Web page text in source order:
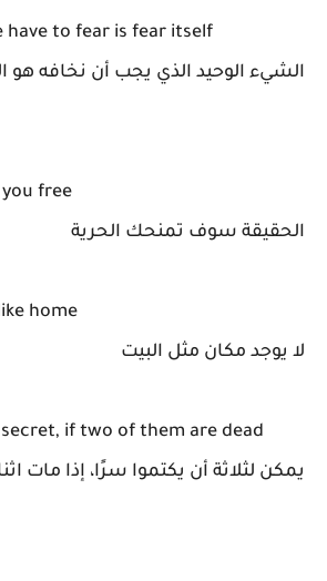
have to fear is fear itself
الشيء الوحيد الذي يجب أن نخافه
free
الحقيقة سوف تمنحك الحرية
home
لا يوجد مكان مثل البيت
secret, if two of them are dead
يمكن لثلاثة أن يكتموا سرًا، إذا مات